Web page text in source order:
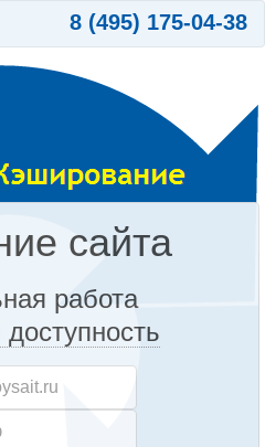
8 (495) 175-04-38
сайта
работа